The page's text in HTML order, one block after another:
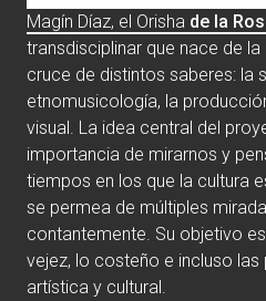
Magín Díaz, el Orisha de la
transdisciplinar que nace de
cruce de distintos saberes: la
etnomusicología, la
visual. La idea central del
importancia de mirarnos y
tiempos en los que la cultura
se permea de múltiples
contantemente. Su objetivo
vejez, lo costeño e incluso
artística y cultural.